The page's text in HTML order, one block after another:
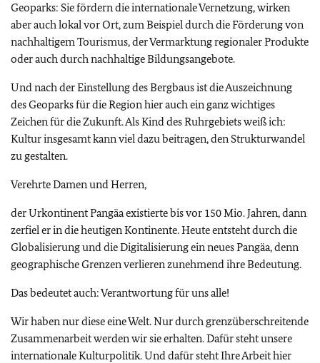
Geoparks: Sie fördern die internationale Vernetzung, wirken
aber auch lokal vor Ort, zum Beispiel durch die Förderung von
nachhaltigem Tourismus, der Vermarktung regionaler Produkte
oder auch durch nachhaltige Bildungsangebote.
Und nach der Einstellung des Bergbaus ist die Auszeichnung
des Geoparks für die Region hier auch ein ganz wichtiges
Zeichen für die Zukunft. Als Kind des Ruhrgebiets weiß ich:
Kultur insgesamt kann viel dazu beitragen, den Strukturwandel
zu gestalten.
Verehrte Damen und Herren,
der Urkontinent Pangäa existierte bis vor 150 Mio. Jahren, dann
zerfiel er in die heutigen Kontinente. Heute entsteht durch die
Globalisierung und die Digitalisierung ein neues Pangäa, denn
geographische Grenzen verlieren zunehmend ihre Bedeutung.
Das bedeutet auch: Verantwortung für uns alle!
Wir haben nur diese eine Welt. Nur durch grenzüberschreitende
Zusammenarbeit werden wir sie erhalten. Dafür steht unsere
internationale Kulturpolitik. Und dafür steht Ihre Arbeit hier